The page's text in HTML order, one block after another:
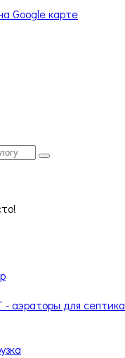
Google карте
- аэраторы для септика